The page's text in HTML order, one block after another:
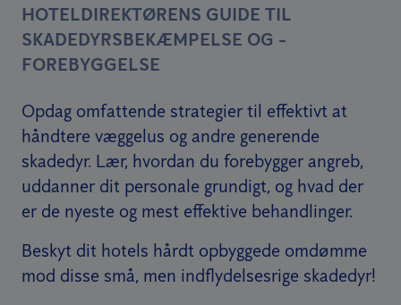
HOTELDIREKTØRENS GUIDE TIL
SKADEDYRSBEKÆMPELSE OG -
FOREBYGGELSE
Opdag omfattende strategier til effektivt at
håndtere væggelus og andre generende
skadedyr. Lær, hvordan du forebygger angreb,
uddanner dit personale grundigt, og hvad der
er de nyeste og mest effektive behandlinger.
Beskyt dit hotels hårdt opbyggede omdømme
mod disse små, men indflydelsesrige skadedyr!